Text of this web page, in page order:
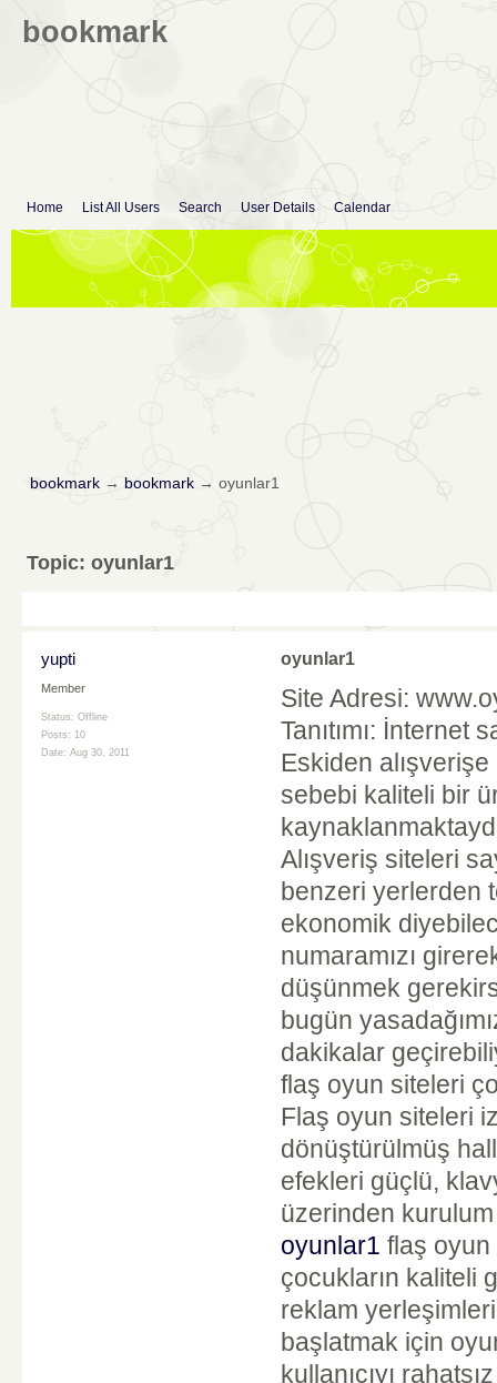
bookmark
Home List All Users Search User Details Calendar
bookmark→ bookmark→ oyunlar1
Topic: oyunlar1
yupti
Member
Status: Offline
Posts: 10
Date: Aug 30, 2011
oyunlar1
Site Adresi:
Tanıtımı: İnternet
Eskiden
sebebi kaliteli bir
Alışveriş siteleri
benzeri yerlerden
ekonomik
numaramızı
düşünmek
bugün
dakikalar
flaş oyun siteleri
Flaş oyun siteleri
dönüştürülmüş
efekleri güçlü,
üzerinden
oyunlar1 flaş oyun
çocukların kaliteli
reklam
başlatmak için
kullanıcıyı